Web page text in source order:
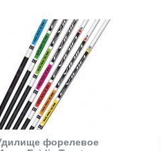
форелевое